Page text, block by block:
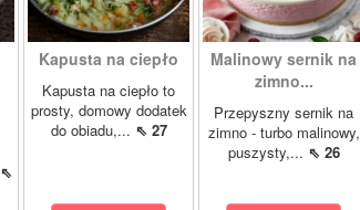
⇖
Kapusta na ciepło
Kapusta na ciepło to
prosty, domowy dodatek
do obiadu,... ⇖ 27
Malinowy sernik na
zimno...
Przepyszny sernik na
zimno - turbo malinowy,
puszysty,... ⇖ 26